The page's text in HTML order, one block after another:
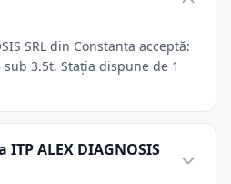
SRL din Constanta acceptă:
3.5t. Stația dispune de 1
ALEX DIAGNOSIS